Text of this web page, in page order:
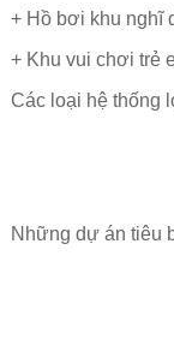
+ Hồ bơi khu nghĩ
+ Khu vui chơi trẻ
Các loại hệ thống
Những dự án tiêu